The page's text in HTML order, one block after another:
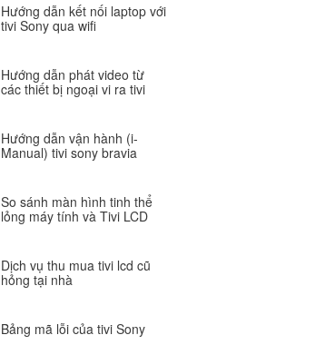
Hướng dẫn kết nối laptop với
tivi Sony qua wifi
Hướng dẫn phát video từ
các thiết bị ngoại vi ra tivi
Hướng dẫn vận hành (i-
Manual) tivi sony bravia
So sánh màn hình tinh thể
lỏng máy tính và Tivi LCD
Dịch vụ thu mua tivi lcd cũ
hỏng tại nhà
Bảng mã lỗi của tivi Sony